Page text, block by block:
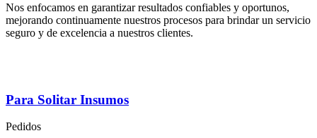
Nos enfocamos en garantizar resultados confiables y oportunos,
mejorando continuamente nuestros procesos para brindar un servicio
seguro y de excelencia a nuestros clientes.
Para Solitar Insumos
Pedidos